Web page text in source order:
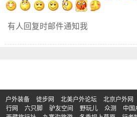
有人回复时邮件通知我
户外装备 徒步网 北美户外论坛 北京户外网
行网
六只脚 驴友空间 野玩儿 众测 中国